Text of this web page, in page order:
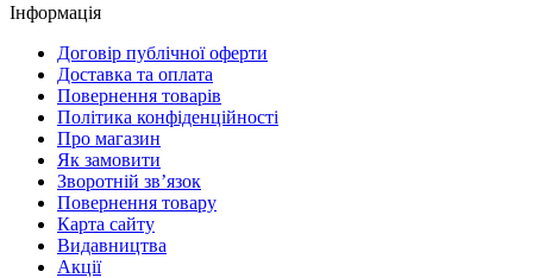
Інформація
Договір публічної оферти
Доставка та оплата
Повернення товарів
Політика конфіденційності
Про магазин
Як замовити
Зворотній зв’язок
Повернення товару
Карта сайту
Видавництва
Акції